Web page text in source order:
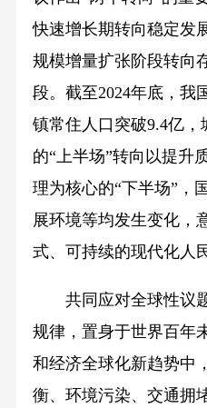
快速增长期转向稳定发
规模增量扩张阶段转向
段。截至2024年底，我
镇常住人口突破9.4亿
的“上半场”转向以提升
理为核心的“下半场”，
展环境等均发生变化，
式、可持续的现代化人
共同应对全球性议题
规律，置身于世界百年
和经济全球化新趋势中
衡、环境污染、交通拥